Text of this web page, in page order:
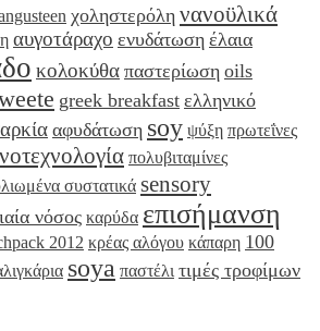
χοληστερόλη νανοϋλικά
αυγοτάραχο ενυδάτωση έλαια
κολοκύθα παστερίωση oils
greek breakfast ελληνικό
αφυδάτωση soy ψύξη πρωτεΐνες
πολυβιταμίνες
συστατικά sensory
νόσος καρύδα επισήμανση
2012 κρέας αλόγου κάπαρη 100
soya παστέλι τιμές τροφίμων